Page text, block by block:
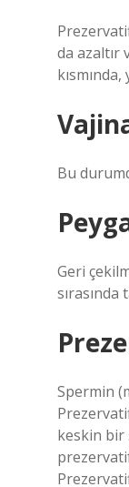
da azaltır
Bu
Geri
Spermin
keskin bir